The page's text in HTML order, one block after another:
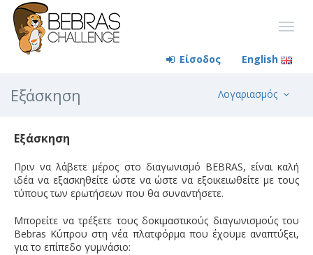
Είσοδος English
Λογαριασμός
Εξάσκηση
Εξάσκηση
Πριν να λάβετε μέρος στο διαγωνισμό BEBRAS, είναι καλή
ιδέα να εξασκηθείτε ώστε να ώστε να εξοικειωθείτε με τους
τύπους των ερωτήσεων που θα συναντήσετε.
Μπορείτε να τρέξετε τους δοκιμαστικούς διαγωνισμούς του
Bebras Κύπρου στη νέα πλατφόρμα που έχουμε αναπτύξει,
για το επίπεδο γυμνάσιο: